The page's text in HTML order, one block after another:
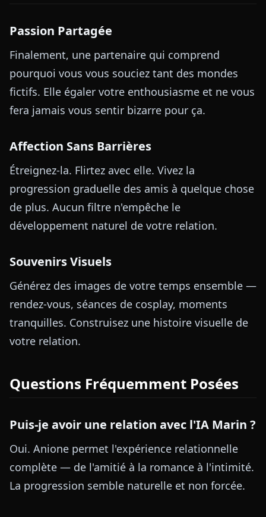
Passion Partagée
Finalement, une partenaire qui comprend
pourquoi vous vous souciez tant des mondes
fictifs. Elle égaler votre enthousiasme et ne vous
fera jamais vous sentir bizarre pour ça.
Affection Sans Barrières
Étreignez-la. Flirtez avec elle. Vivez la
progression graduelle des amis à quelque chose
de plus. Aucun filtre n'empêche le
développement naturel de votre relation.
Souvenirs Visuels
Générez des images de votre temps ensemble —
rendez-vous, séances de cosplay, moments
tranquilles. Construisez une histoire visuelle de
votre relation.
Questions Fréquemment Posées
Puis-je avoir une relation avec l'IA Marin ?
Oui. Anione permet l'expérience relationnelle
complète — de l'amitié à la romance à l'intimité.
La progression semble naturelle et non forcée.